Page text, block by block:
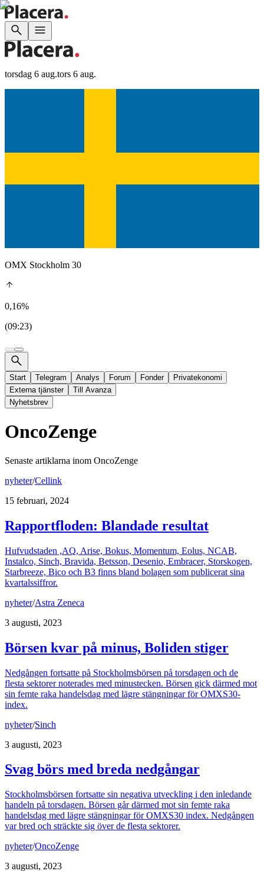
torsdag 6 aug.tors 6 aug.
OMX Stockholm 30
0,16%
(09:23)
Start Telegram Analys Forum Fonder
Privatekonomi
Externa tjänster
Till Avanza
Nyhetsbrev
OncoZenge
Senaste artiklarna inom OncoZenge
nyheter/Cellink
15 februari, 2024
Rapportfloden: Blandade resultat
Hufvudstaden ,AQ, Arise, Bokus, Momentum, Eolus, NCAB,
Instalco, Sinch, Bravida, Betsson, Desenio, Embracer, Storskogen,
Starbreeze, Bico och B3 finns bland bolagen som publicerat sina
kvartalssiffror.
nyheter/Astra Zeneca
3 augusti, 2023
Börsen kvar på minus, Boliden stiger
Nedgången fortsatte på Stockholmsbörsen på torsdagen och de
flesta sektorer noterades med minustecken. Börsen gick därmed mot
sin femte raka handelsdag med lägre stängningar för OMXS30-
index.
nyheter/Sinch
3 augusti, 2023
Svag börs med breda nedgångar
Stockholmsbörsen fortsatte sin negativa utveckling i den inledande
handeln på torsdagen. Börsen går därmed mot sin femte raka
handelsdag med lägre stängningar för OMXS30 index. Nedgången
var bred och sträckte sig över de flesta sektorer.
nyheter/OncoZenge
3 augusti, 2023